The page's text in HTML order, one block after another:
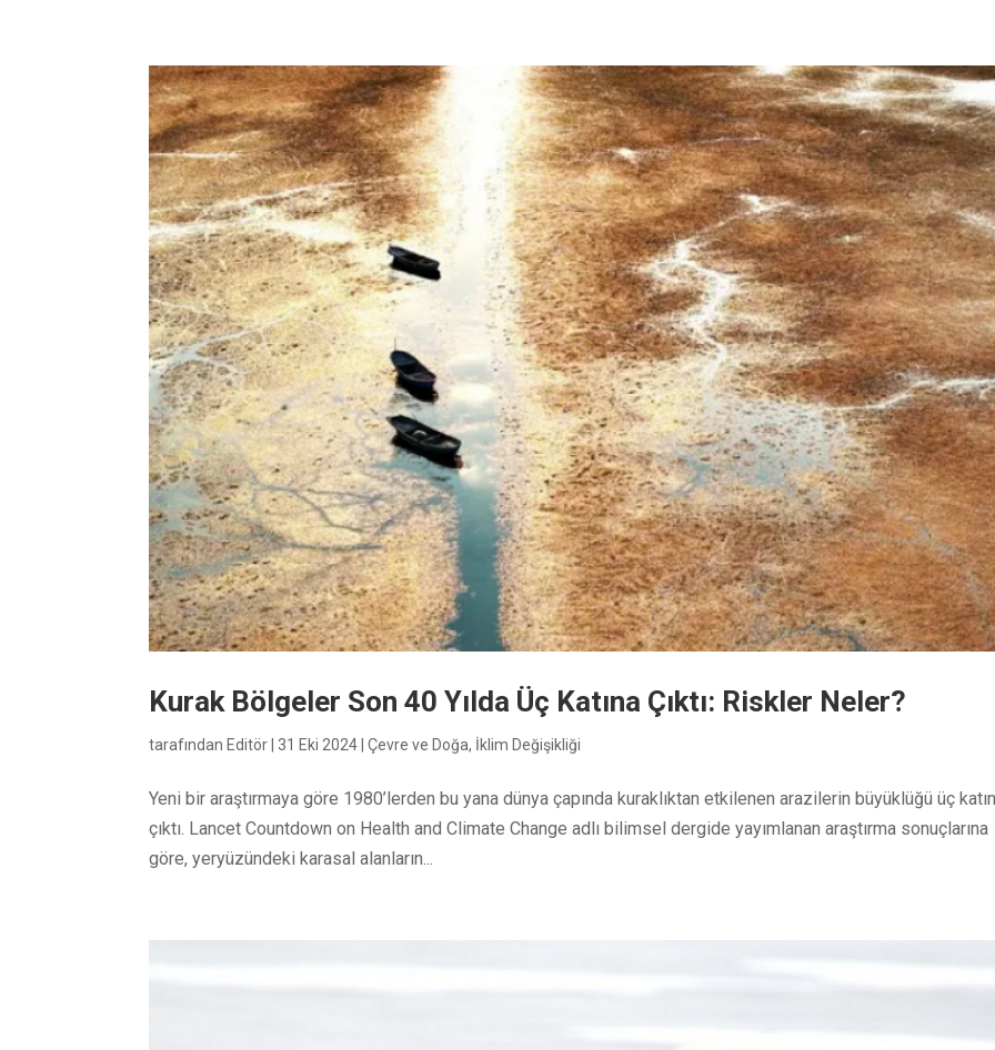
Kurak Bölgeler Son 40 Yılda Üç Katına Çıktı: Riskler Neler?
tarafından Editör 31 Eki 2024 |Çevre ve Doğa, İklim Değişikliği
Yeni bir araştırmaya göre 1980’lerden bu yana dünya çapında kuraklıktan etkilenen arazilerin büyüklüğü üç
çıktı. Lancet Countdown on Health and Climate Change adlı bilimsel dergide yayımlanan araştırma sonuçlarına
göre, yeryüzündeki karasal alanların...